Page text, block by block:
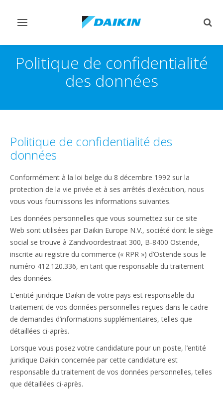
Afficher/masquer
Politique de confidentialité
des données
Politique de confidentialité des
données
Conformément à la loi belge du 8 décembre 1992 sur la
protection de la vie privée et à ses arrêtés d'exécution, nous
vous vous fournissons les informations suivantes.
Les données personnelles que vous soumettez sur ce site
Web sont utilisées par Daikin Europe N.V., société dont le siège
social se trouve à Zandvoordestraat 300, B-8400 Ostende,
inscrite au registre du commerce (« RPR ») d’Ostende sous le
numéro 412.120.336, en tant que responsable du traitement
des données.
L'entité juridique Daikin de votre pays est responsable du
traitement de vos données personnelles reçues dans le cadre
de demandes d’informations supplémentaires, telles que
détaillées ci-après.
Lorsque vous posez votre candidature pour un poste, l’entité
juridique Daikin concernée par cette candidature est
responsable du traitement de vos données personnelles, telles
que détaillées ci-après.